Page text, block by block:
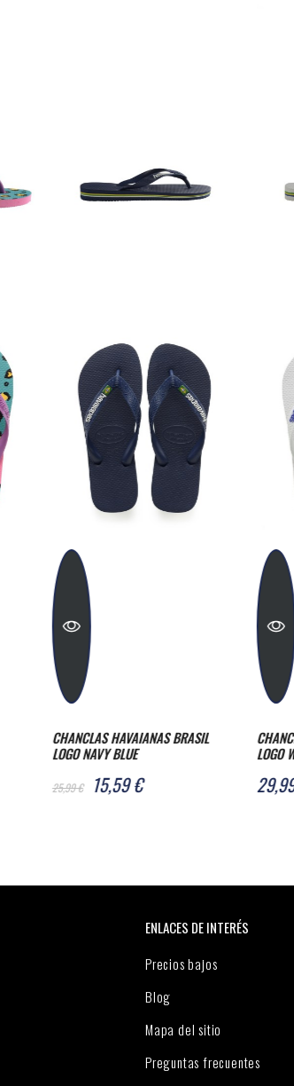
CHANCLAS HAVAIANAS BRASIL
LOGO WHITE
29,99 €
CORAL
ENLACES DE INTERÉS
Precios bajos
Blog
Mapa del sitio
Preguntas frecuentes